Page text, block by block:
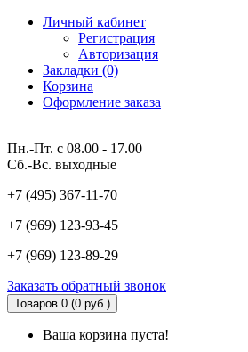
Личный кабинет
Регистрация
Авторизация
Закладки (0)
Корзина
Оформление заказа
Пн.-Пт. с 08.00 - 17.00
Сб.-Вс. выходные
+7 (495) 367-11-70
+7 (969) 123-93-45
+7 (969) 123-89-29
Заказать обратный звонок
Товаров 0 (0 руб.)
Ваша корзина пуста!